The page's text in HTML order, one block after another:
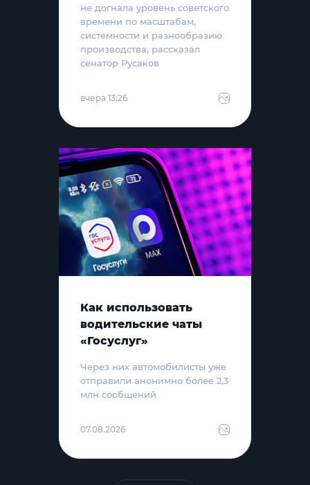
не догнала уровень советского
времени по масштабам,
системности и разнообразию
производства, рассказал
сенатор Русаков
вчера 13:26
Как использовать
водительские чаты
«Госуслуг»
Через них автомобилисты уже
отправили анонимно более 2,3
млн сообщений
07.08.2026